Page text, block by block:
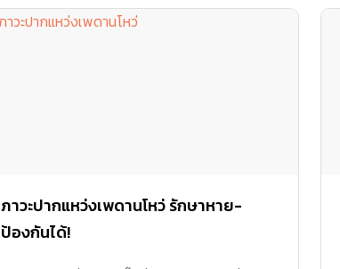
ภาวะปากแหว่งเพดานโหว่ รักษาหาย-
ป้องกันได้!